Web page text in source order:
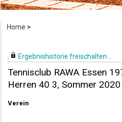
Home >
Ergebnishistorie freischalten ...
Tennisclub RAWA Essen
Herren 40 3, Sommer 2020
Verein